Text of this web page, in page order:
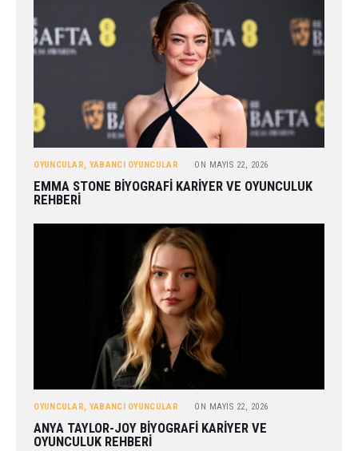
OYUNCULAR, YABANCI OYUNCULAR ON MAYIS 22, 2026
EMMA STONE BIYOGRAFI KARIYER VE OYUNCULUK
REHBERI
OYUNCULAR, YABANCI OYUNCULAR ON MAYIS 22, 2026
ANYA TAYLOR-JOY BIYOGRAFI KARIYER VE
OYUNCULUK REHBERI